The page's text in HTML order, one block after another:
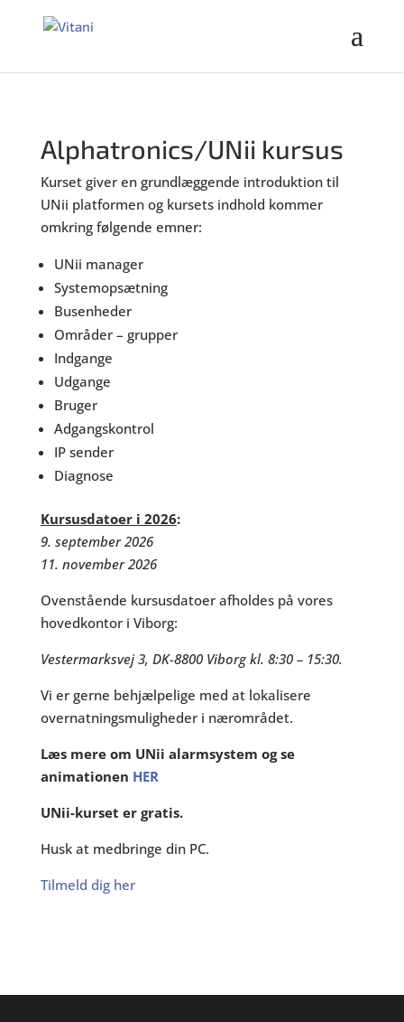
Alphatronics/UNii kursus
Kurset giver en grundlæggende introduktion til
UNii platformen og kursets indhold kommer
omkring følgende emner:
UNii manager
Systemopsætning
Busenheder
Områder – grupper
Indgange
Udgange
Bruger
Adgangskontrol
IP sender
Diagnose
Kursusdatoer i 2026:
9. september 2026
11. november 2026
Ovenstående kursusdatoer afholdes på vores
hovedkontor i Viborg:
Vestermarksvej 3, DK-8800 Viborg kl. 8:30 – 15:30.
Vi er gerne behjælpelige med at lokalisere
overnatningsmuligheder i nærområdet.
Læs mere om UNii alarmsystem og se
animationen HER
UNii-kurset er gratis.
Husk at medbringe din PC.
Tilmeld dig her